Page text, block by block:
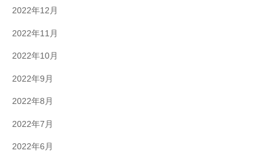
2022年12月
2022年11月
2022年10月
2022年9月
2022年8月
2022年7月
2022年6月